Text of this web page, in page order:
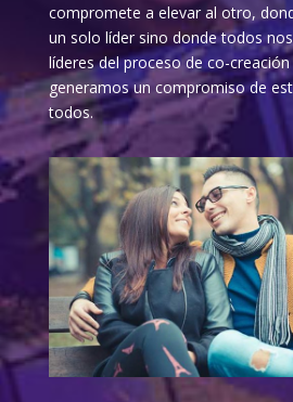
compromete a elevar al otro,
un solo líder sino donde todos
líderes del proceso de co-
generamos un compromiso de
todos.